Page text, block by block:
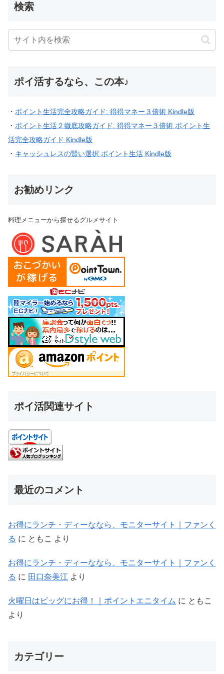
検索
ポイ活するなら、この本♪
・ ポイント生活完全攻略ガイド: 得得マネー３倍術 Kindle版
・ ポイント生活２徹底攻略ガイド: 得得マネー３倍術 ポイント生
活完全攻略ガイド Kindle版
・ キャッシュレスの賢い選択 ポイント生活 Kindle版
お勧めリンク
料理メニューから探せるグルメサイト
ポイ活関連サイト
最近のコメント
お得にランチ・ディーななら、モニターサイト｜ファンく
る に ともこ より
お得にランチ・ディーななら、モニターサイト｜ファンく
る に 田口奈美江 より
火曜日はビッグにお得！｜ポイントエニタイム に ともこ
より
カテゴリー